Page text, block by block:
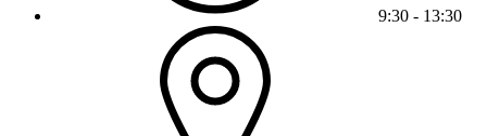
9:30 - 13:30